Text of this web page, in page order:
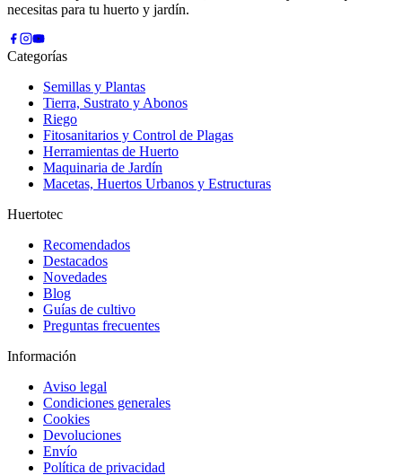
necesitas para tu huerto y jardín.
Categorías
Semillas y Plantas
Tierra, Sustrato y Abonos
Riego
Fitosanitarios y Control de Plagas
Herramientas de Huerto
Maquinaria de Jardín
Macetas, Huertos Urbanos y Estructuras
Huertotec
Recomendados
Destacados
Novedades
Blog
Guías de cultivo
Preguntas frecuentes
Información
Aviso legal
Condiciones generales
Cookies
Devoluciones
Envío
Política de privacidad